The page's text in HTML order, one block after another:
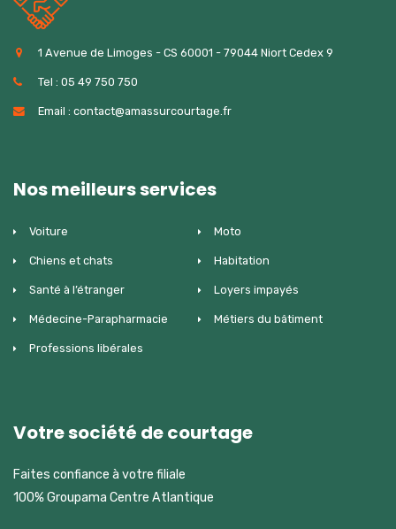
1 Avenue de Limoges - CS 60001 - 79044 Niort Cedex 9
Tel : 05 49 750 750
Email : contact@amassurcourtage.fr
Nos meilleurs services
Voiture Moto
Chiens et chats Habitation
Santé à l’étranger Loyers impayés
Médecine-Parapharmacie Métiers du bâtiment
Professions libérales
Votre société de courtage
Faites confiance à votre filiale
100% Groupama Centre Atlantique